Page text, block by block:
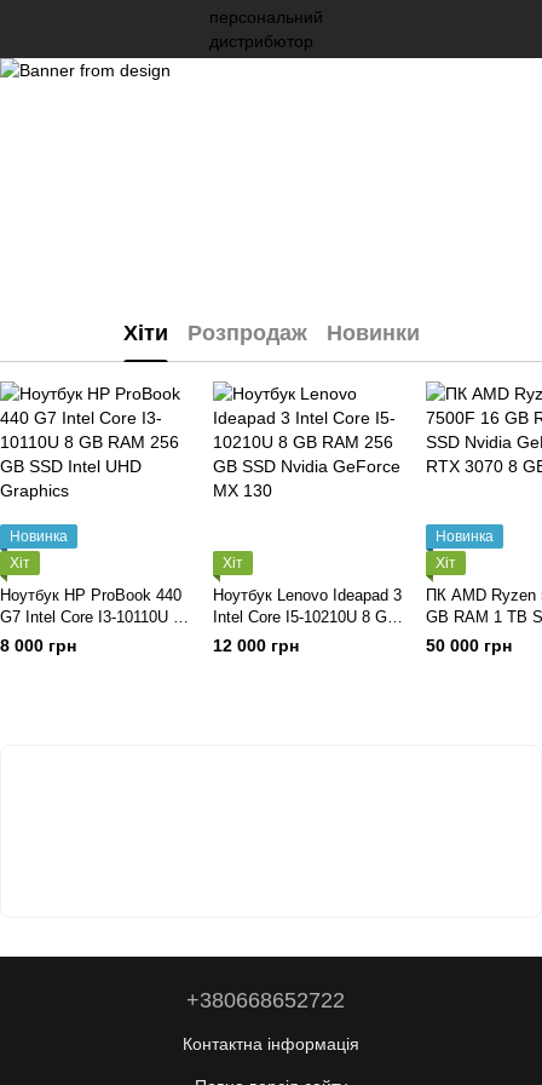
Хіти Розпродаж Новинки
Новинка
Хіт
Ноутбук HP ProBook 440
G7 Intel Core I3-10110U 8
GB RAM 256 GB SSD Intel
UHD Graphics
8 000 грн
Хіт
Ноутбук Lenovo Ideapad 3
Intel Core I5-10210U 8 GB
RAM 256 GB SSD Nvidia
GeForce MX 130
12 000 грн
Новинка
Хіт
ПК AMD Ryzen
GB RAM 1 TB
GeForce RTX
50 000 грн
+380668652722
Контактна інформація